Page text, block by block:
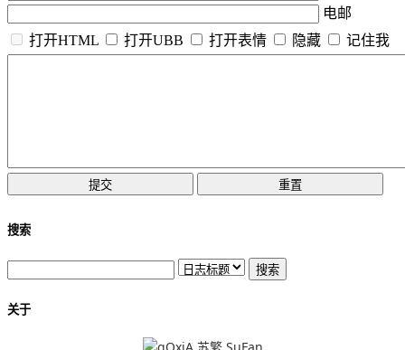
电邮
打开HTML
打开UBB 打开表情 隐藏 记住我
搜索
关于